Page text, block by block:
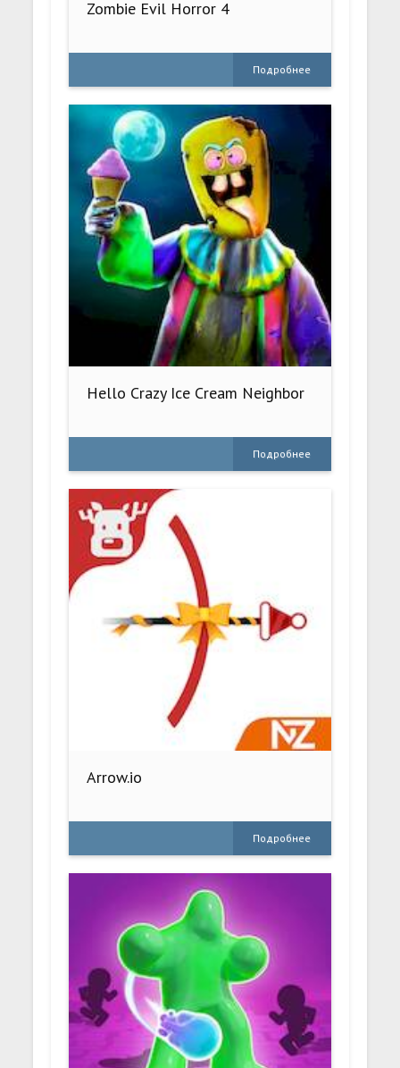
Zombie Evil Horror 4
Подробнее
Hello Crazy Ice Cream Neighbor
Подробнее
Arrow.io
Подробнее